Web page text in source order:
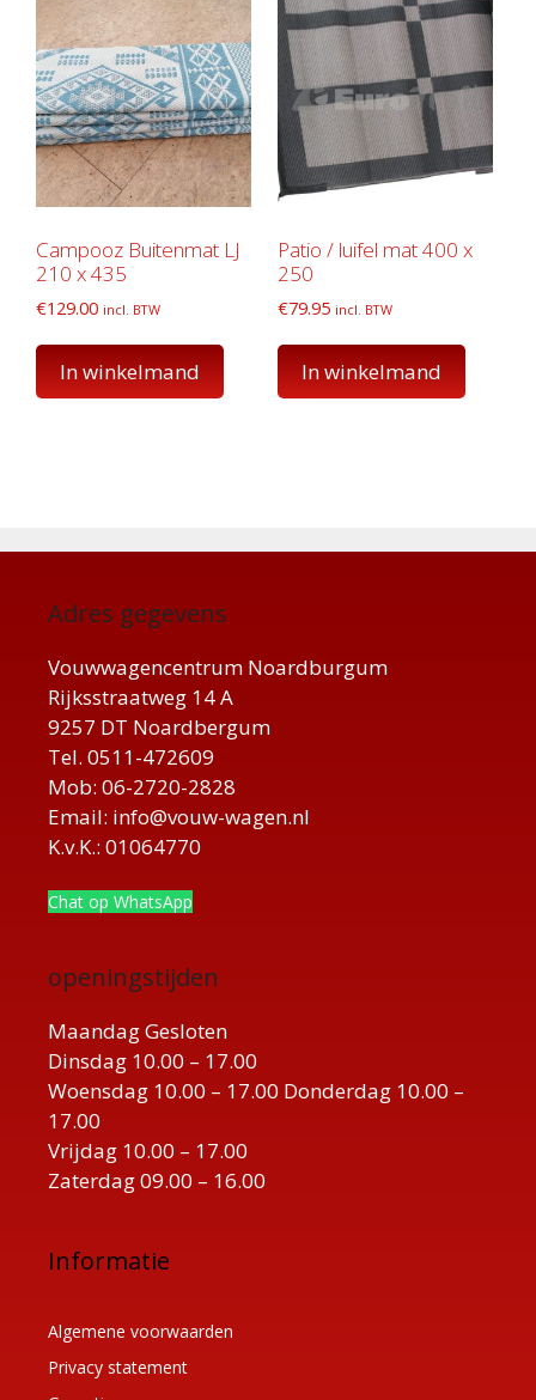
Campooz Buitenmat LJ
210 x 435
€129.00 incl. BTW
In winkelmand
Patio / luifel mat 400 x
250
€79.95 incl. BTW
In winkelmand
Adres gegevens
Vouwwagencentrum Noardburgum
Rijksstraatweg 14 A
9257 DT Noardbergum
Tel. 0511-472609
Mob: 06-2720-2828
Email: info@vouw-wagen.nl
K.v.K.: 01064770
Chat op WhatsApp
openingstijden
Maandag Gesloten
Dinsdag 10.00 – 17.00
Woensdag 10.00 – 17.00 Donderdag 10.00 –
17.00
Vrijdag 10.00 – 17.00
Zaterdag 09.00 – 16.00
Informatie
Algemene voorwaarden
Privacy statement